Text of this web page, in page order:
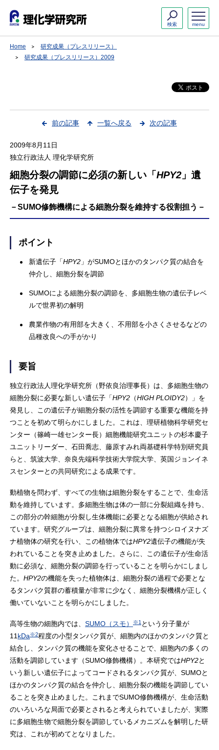
menu
検索
Home
研究成果（プレスリリース）
研究成果（プレスリリース）2009
前の記事 一覧へ戻る 次の記事
2009年8月11日
独立行政法人 理化学研究所
細胞分裂の調節に必須の新しい「 HPY2 」遺
伝子を発見
－SUMO修飾機構による細胞分裂を維持する役割担う－
ポイント
新遺伝子「HPY2 」がSUMOとほかのタンパク質の結合を
仲介し、細胞分裂を調節
SUMOによる細胞分裂の調節を、多細胞生物の遺伝子レベ
ルで世界初の解明
農業作物の有用部を大きく、不用部を小さくさせるなどの
品種改良への手がかり
要旨
独立行政法人理化学研究所（野依良治理事長）は、多細胞生物の
細胞分裂に必要な新しい遺伝子「HPY2 （HIGH PLOIDY2）」を
発見し、この遺伝子が細胞分裂の活性を調節する重要な機能を持
つことを初めて明らかにしました。これは、理研植物科学研究セ
ンター（篠崎一雄センター長）細胞機能研究ユニットの杉本慶子
ユニットリーダー、石田喬志、藤原すみれ両基礎科学特別研究員
らと、筑波大学、奈良先端科学技術大学院大学、英国ジョンイネ
スセンターとの共同研究による成果です。
動植物を問わず、すべての生物は細胞分裂をすることで、生命活
動を維持しています。多細胞生物は体の一部に分裂組織を持ち、
この部分の幹細胞が分裂し生体機能に必要となる細胞が供給され
ています。研究グループは、細胞分裂に異常を持つシロイヌナズ
ナ植物体の研究を行い、この植物体ではHPY2遺伝子の機能が失
われていることを突き止めました。さらに、この遺伝子が生命活
動に必須な、細胞分裂の調節を行っていることを明らかにしまし
た。 HPY2の機能を失った植物体は、細胞分裂の過程で必要とな
るタンパク質群の蓄積量が非常に少なく、細胞分裂機構が正しく
働いていないことを明らかにしました。
高等生物の細胞内では、 SUMO（スモ） ※1 という分子量が
11 kDa※2程度の小型タンパク質が、細胞内のほかのタンパク質と
結合し、タンパク質の機能を変化させることで、細胞内の多くの
活動を調節しています（SUMO修飾機構）。本研究ではHPY2と
いう新しい遺伝子によってコードされるタンパク質が、SUMOと
ほかのタンパク質の結合を仲介し、細胞分裂の機能を調節してい
ることを突き止めました。これまでSUMO修飾機構が、生命活動
のいろいろな局面で必要とされると考えられていましたが、実際
に多細胞生物で細胞分裂を調節しているメカニズムを解明した研
究は、これが初めてとなりました。